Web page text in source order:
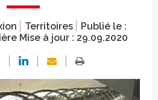
Territoires
Publié le :
Mise à jour : 29.09.2020